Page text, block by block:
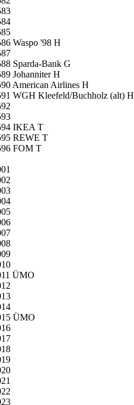
Waspo '98 H
Sparda-Bank G
Johanniter H
American Airlines H
WGH Kleefeld/Buchholz (alt) H
IKEA T
REWE T
FOM T
ÜMO
ÜMO